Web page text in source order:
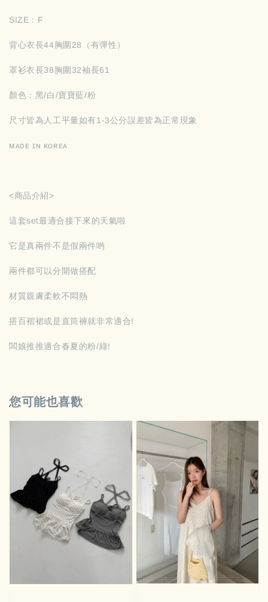
SIZE：F
背心衣長44胸圍28（有彈性）
罩衫衣長38胸圍32袖長61
顏色：黑/白/寶寶藍/粉
尺寸皆為人工平量如有1-3公分誤差皆為正常現象
ᴍᴀᴅᴇ ɪɴ ᴋᴏʀᴇᴀ
<商品介紹>
這套set最適合接下來的天氣啦
它是真兩件不是假兩件哟
兩件都可以分開做搭配
材質親膚柔軟不悶熱
搭百褶裙或是直筒褲就非常適合!
闆娘推推適合春夏的粉/綠!
您可能也喜歡